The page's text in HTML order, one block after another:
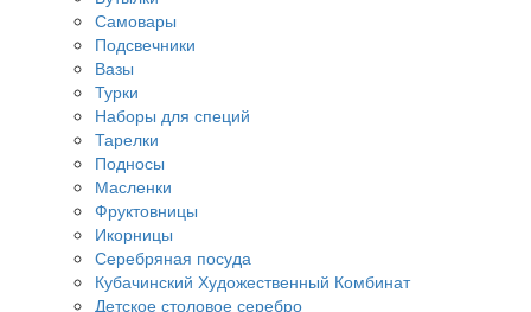
Самовары
Подсвечники
Вазы
Турки
Наборы для специй
Тарелки
Подносы
Масленки
Фруктовницы
Икорницы
Серебряная посуда
Кубачинский Художественный Комбинат
Детское столовое серебро